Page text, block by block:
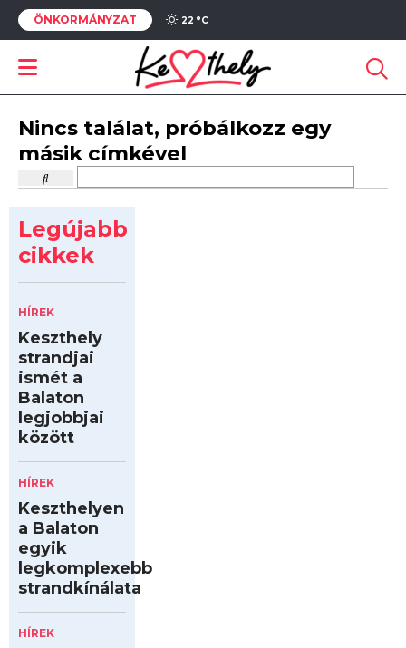
ÖNKORMÁNYZAT 22 °C
Nincs találat, próbálkozz egy
másik címkével
Legújabb
cikkek
HÍREK
Keszthely
strandjai
ismét a
Balaton
legjobbjai
között
HÍREK
Keszthelyen
a Balaton
egyik
legkomplexebb
strandkínálata
HÍREK